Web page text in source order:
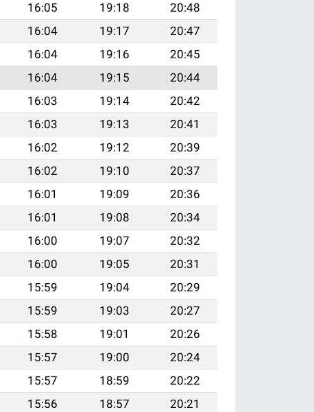
16:05 19:18
20:48
16:04 19:17
20:47
16:04 19:16
20:45
16:04 19:15
20:44
16:03 19:14
20:42
16:03 19:13
20:41
16:02 19:12
20:39
16:02 19:10
20:37
16:01 19:09
20:36
16:01 19:08
20:34
16:00 19:07
20:32
16:00 19:05
20:31
15:59 19:04
20:29
15:59 19:03
20:27
15:58 19:01
20:26
15:57 19:00
20:24
15:57 18:59
20:22
15:56 18:57
20:21